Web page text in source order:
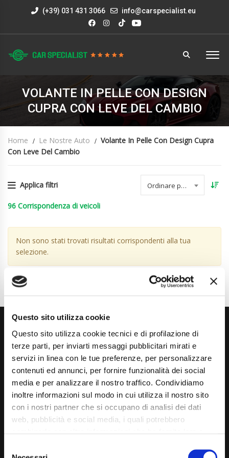
Questo sito utilizza cookie
Questo sito utilizza cookie tecnici e di profilazione di
terze parti, per inviarti messaggi pubblicitari mirati e
servizi in linea con le tue preferenze, per personalizzare
contenuti ed annunci, per fornire funzionalità dei social
media e per analizzare il nostro traffico. Condividiamo
inoltre informazioni sul modo in cui utilizza il nostro sito
con i nostri partner che si occupano di analisi dei dati
web, pubblicità e social media, i quali potrebbero
mera chiusura del banner non comporta l’accettazione
(+39) 031 431 3066 info@carspecialist.eu
VOLANTE IN PELLE CON DESIGN
CUPRA CON LEVE DEL CAMBIO
Home Le Nostre Auto
Volante In Pelle Con Design Cupra
Con Leve Del Cambio
Applica filtri Ordinare per data
96 Corrispondenza di veicoli
Non sono stati trovati risultati corrispondenti alla tua
selezione.
Via Giuditta Pasta 2, Como (CO) 22100
(+39) 031 431 3066
info@carspecialist.eu